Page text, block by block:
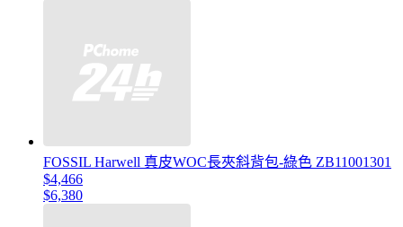
FOSSIL Harwell 真皮WOC長夾斜背包-綠色 ZB11001301
$4,466
$6,380